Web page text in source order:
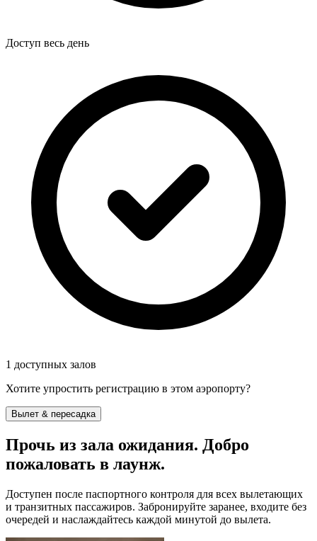
Доступ весь день
1 доступных залов
Хотите упростить регистрацию в этом аэропорту?
Вылет & пересадка
Прочь из зала ожидания. Добро
пожаловать в лаунж.
Доступен после паспортного контроля для всех вылетающих
и транзитных пассажиров. Забронируйте заранее, входите без
очередей и наслаждайтесь каждой минутой до вылета.